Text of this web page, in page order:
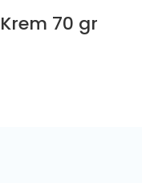
70 gr